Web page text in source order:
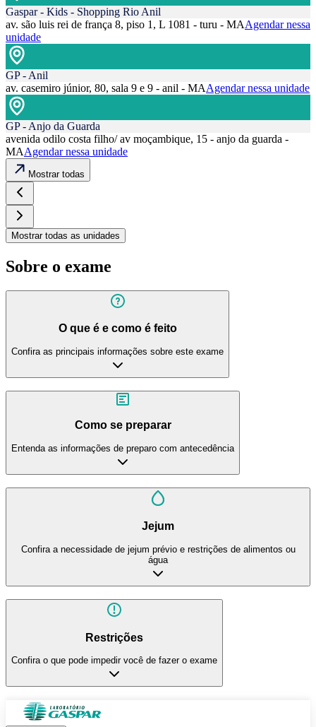
Gaspar - Kids - Shopping Rio Anil
av. são luis rei de frança 8, piso 1, L 1081 - turu - MAAgendar nessa
unidade
GP - Anil
av. casemiro júnior, 80, sala 9 e 9 - anil - MAAgendar nessa unidade
GP - Anjo da Guarda
avenida odilo costa filho/ av moçambique, 15 - anjo da guarda -
MAAgendar nessa unidade
Mostrar todas
Mostrar todas as unidades
Sobre o exame
O que é e como é feito
Confira as principais informações sobre este exame
Como se preparar
Entenda as informações de preparo com antecedência
Jejum
Confira a necessidade de jejum prévio e restrições de alimentos ou
água
Restrições
Confira o que pode impedir você de fazer o exame